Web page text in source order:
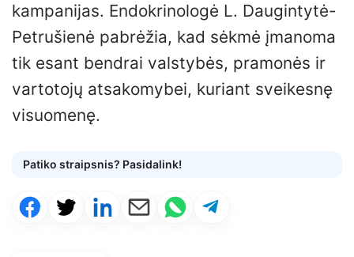
kampanijas. Endokrinologė L. Daugintytė-
Petrušienė pabrėžia, kad sėkmė įmanoma
tik esant bendrai valstybės, pramonės ir
vartotojų atsakomybei, kuriant sveikesnę
visuomenę.
Patiko straipsnis? Pasidalink!